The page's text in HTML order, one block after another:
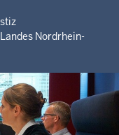
Nordrhein-